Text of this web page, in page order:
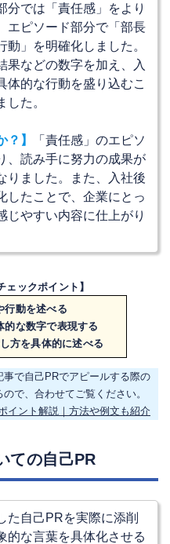
分では「責任感」をより
エピソード部分で「部長
動」を明確化しました。
果などの数字を加え、入
体的な行動を盛り込むこ
した。
？ 】
「責任感」のエピソ
、読み手に努力の成果が
りました。また、入社後
したことで、企業にとっ
じやすい内容に仕上がり
ェックポイント】
行動を述べる
的な数字で表現する
方を具体的に述べる
で自己PRでアピールする際の
で、合わせてご覧ください。
イント解説｜方法や例文も紹介
ての自己PR
た自己PRを実際に添削
的な言葉を具体化させる